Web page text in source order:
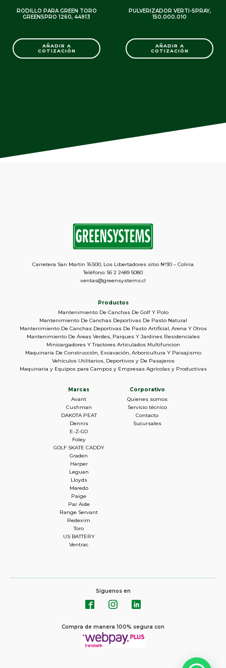
RODILLO PARA GREEN TORO
GREENSPRO 1260, 44913
AÑADIR A
COTIZACIÓN
PULVERIZADOR VERTI-SPRAY,
150.000.010
AÑADIR A
COTIZACIÓN
Productos
Mantenimiento De Canchas De Golf Y Polo
Mantenimiento De Canchas Deportivas De Pasto Natural
Mantenimiento De Canchas Deportivas De Pasto Artificial, Arena Y Otros
Mantenimiento De Areas Verdes, Parques Y Jardines Residenciales
Minicargadores Y Tractores Articulados Multifuncion
Maquinaria De Construcción, Excavación, Arboricultura Y Paisajismo
Vehículos Utilitarios, Deportivos y De Pasajeros
Maquinaria y Equipos para Campos y Empresas Agrícolas y Productivas
Marcas
Avant
Cushman
DAKOTA PEAT
Dennis
E-Z-GO
Foley
GOLF SKATE CADDY
Graden
Harper
Leguan
Lloyds
Maredo
Paige
Par Aide
Range Servant
Redexim
Toro
US BATTERY
Ventrac
Corporativo
Quienes somos
Servicio técnico
Contacto
Sucursales
Carretera San Martin 16.500, Los Libertadores sitio N°30 – Colina
Teléfono: 56 2 2489 5080
ventas@greensystems.cl
Síguenos en
Compra de manera 100% segura con